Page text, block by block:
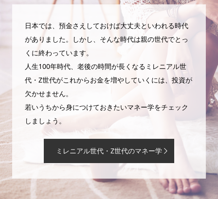
日本では、預金さえしておけば大丈夫といわれる時代
がありました。しかし、そんな時代は親の世代でとっ
くに終わっています。
人生100年時代、老後の時間が長くなるミレニアル世
代・Z世代がこれからお金を増やしていくには、投資が
欠かせません。
若いうちから身につけておきたいマネー学をチェック
しましょう。
ミレニアル世代・Z世代のマネー学